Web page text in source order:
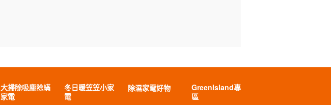
大掃除吸塵除蟎
家電
冬日暖笠笠小家
電
除濕家電好物
GreenIsland專
區